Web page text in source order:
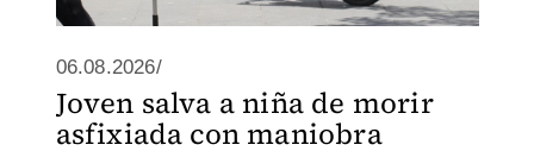
06.08.2026/
Joven salva a niña de morir
asfixiada con maniobra